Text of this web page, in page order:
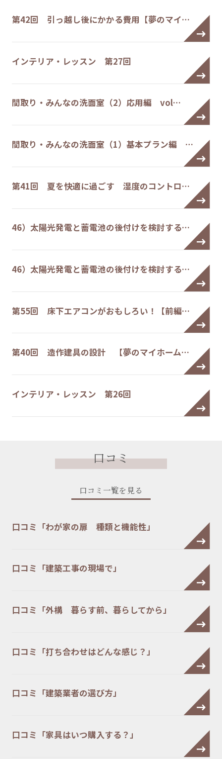
第42回 引っ越し後にかかる費用【夢のマイ…
インテリア・レッスン 第27回
間取り・みんなの洗面室（2）応用編 vol…
間取り・みんなの洗面室（1）基本プラン編 …
第41回 夏を快適に過ごす 湿度のコントロ…
46）太陽光発電と蓄電池の後付けを検討する…
46）太陽光発電と蓄電池の後付けを検討する…
第55回 床下エアコンがおもしろい！【前編…
第40回 造作建具の設計 【夢のマイホーム…
インテリア・レッスン 第26回
口コミ
口コミ一覧を見る
口コミ「わが家の扉 種類と機能性」
口コミ「建築工事の現場で」
口コミ「外構 暮らす前、暮らしてから」
口コミ「打ち合わせはどんな感じ？」
口コミ「建築業者の選び方」
口コミ「家具はいつ購入する？」